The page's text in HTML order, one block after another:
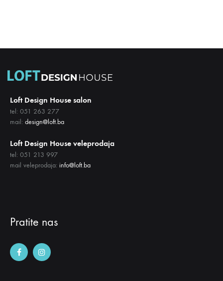
Loft Design House salon
tel: 051 263 277
mail: design@loft.ba
Loft Design House veleprodaja
tel: 051 213 997
mail veleprodaja: info@loft.ba
Pratite nas